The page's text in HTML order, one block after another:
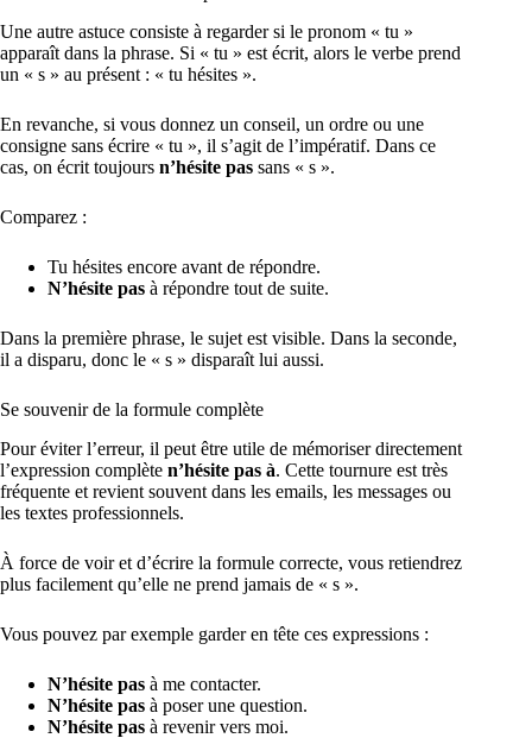
Une autre astuce consiste à regarder si le pronom « tu »
apparaît dans la phrase. Si « tu » est écrit, alors le verbe prend
un « s » au présent : « tu hésites ».
En revanche, si vous donnez un conseil, un ordre ou une
consigne sans écrire « tu », il s’agit de l’impératif. Dans ce
cas, on écrit toujours n’hésite pas sans « s ».
Comparez :
Tu hésites encore avant de répondre.
N’hésite pas à répondre tout de suite.
Dans la première phrase, le sujet est visible. Dans la seconde,
il a disparu, donc le « s » disparaît lui aussi.
Se souvenir de la formule complète
Pour éviter l’erreur, il peut être utile de mémoriser directement
l’expression complète n’hésite pas à. Cette tournure est très
fréquente et revient souvent dans les emails, les messages ou
les textes professionnels.
À force de voir et d’écrire la formule correcte, vous retiendrez
plus facilement qu’elle ne prend jamais de « s ».
Vous pouvez par exemple garder en tête ces expressions :
N’hésite pas à me contacter.
N’hésite pas à poser une question.
N’hésite pas à revenir vers moi.